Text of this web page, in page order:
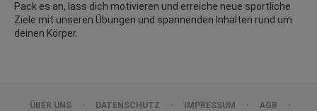
Pack es an, lass dich motivieren und erreiche neue sportliche
Ziele mit unseren Übungen und spannenden Inhalten rund um
deinen Körper.
ÜBER UNS DATENSCHUTZ IMPRESSUM AGB